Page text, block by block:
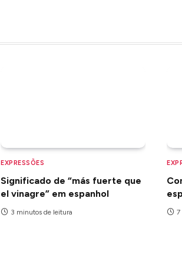
EXPRESSÕES
Significado de “más fuerte que
el vinagre” em espanhol
3 minutos de leitura 7